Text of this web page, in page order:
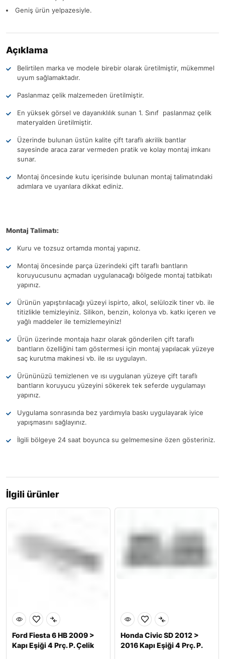
Geniş ürün yelpazesiyle.
Açıklama
Belirtilen marka ve modele birebir olarak üretilmiştir, mükemmel
uyum sağlamaktadır.
Paslanmaz çelik malzemeden üretilmiştir.
En yüksek görsel ve dayanıklılık sunan 1. Sınıf paslanmaz çelik
materyalden üretilmiştir.
Üzerinde bulunan üstün kalite çift taraflı akrilik bantlar
sayesinde araca zarar vermeden pratik ve kolay montaj imkanı
sunar.
Montaj öncesinde kutu içerisinde bulunan montaj talimatındaki
adımlara ve uyarılara dikkat ediniz.
Montaj Talimatı:
Kuru ve tozsuz ortamda montaj yapınız.
Montaj öncesinde parça üzerindeki çift taraflı bantların
koruyucusunu açmadan uygulanacağı bölgede montaj tatbikatı
yapınız.
Ürünün yapıştırılacağı yüzeyi ispirto, alkol, selülozik tiner vb. ile
titizlikle temizleyiniz. Silikon, benzin, kolonya vb. katkı içeren ve
yağlı maddeler ile temizlemeyiniz!
Ürün üzerinde montaja hazır olarak gönderilen çift taraflı
bantların özelliğini tam göstermesi için montaj yapılacak yüzeye
saç kurutma makinesi vb. ile ısı uygulayın.
Ürününüzü temizlenen ve ısı uygulanan yüzeye çift taraflı
bantların koruyucu yüzeyini sökerek tek seferde uygulamayı
yapınız.
Uygulama sonrasında bez yardımıyla baskı uygulayarak iyice
yapışmasını sağlayınız.
İlgili bölgeye 24 saat boyunca su gelmemesine özen gösteriniz.
İlgili ürünler
Ford Fiesta 6 HB 2009 >
Kapı Eşiği 4 Prç. P. Çelik
Honda Civic SD 2012 >
2016 Kapı Eşiği 4 Prç. P.